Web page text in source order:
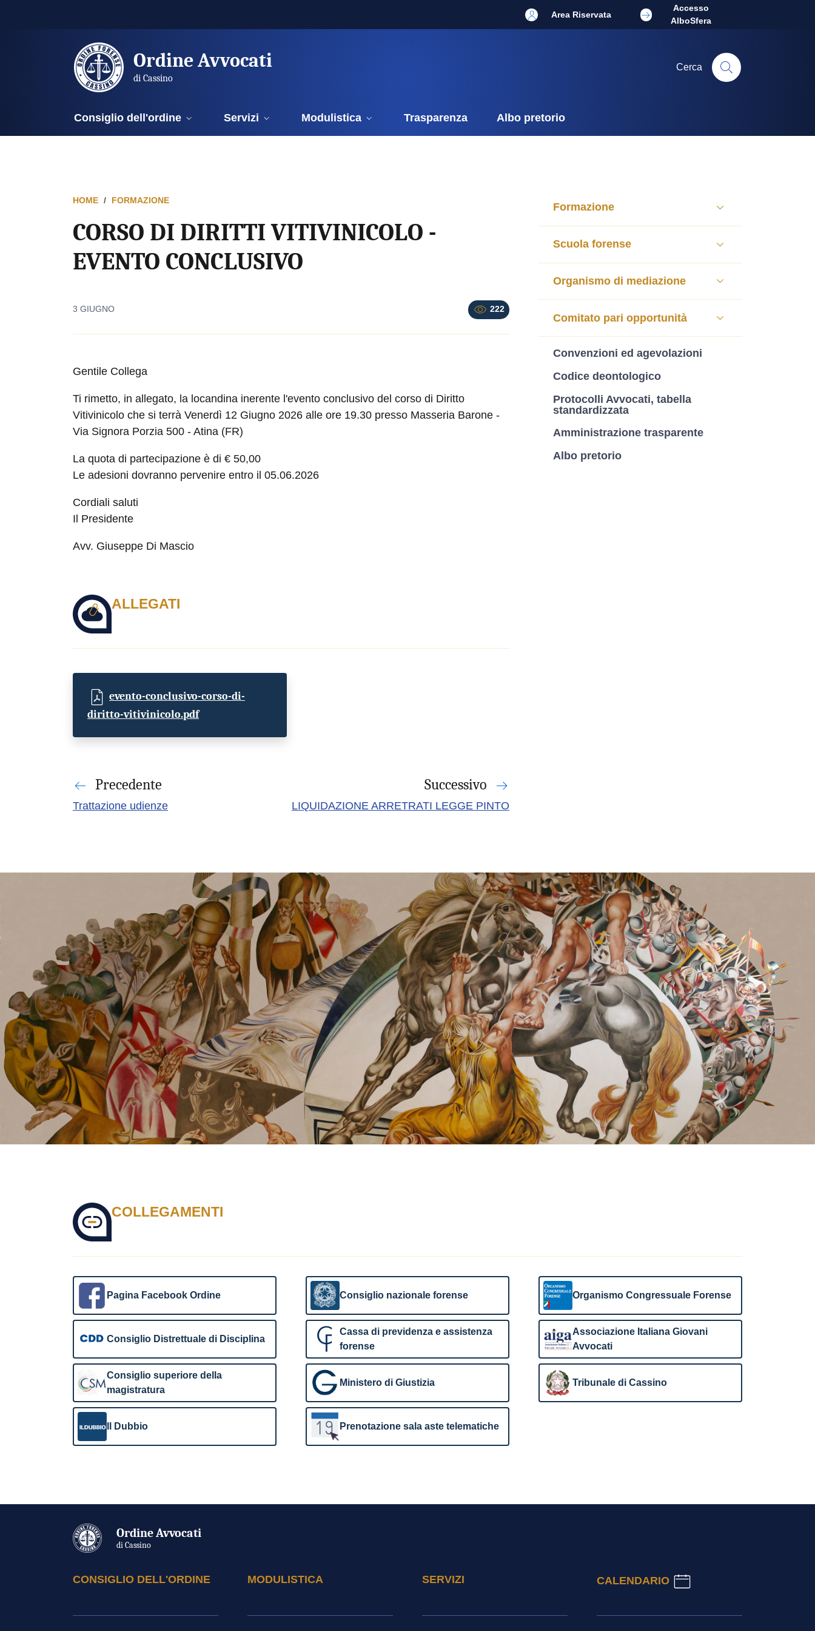
Area Riservata
Accesso
AlboSfera
Ordine Avvocati
di Cassino
Cerca
Consiglio dell'ordine Servizi Modulistica Trasparenza Albo pretorio
HOME FORMAZIONE
CORSO DI DIRITTI VITIVINICOLO -
EVENTO CONCLUSIVO
3 GIUGNO 222
Gentile Collega
Ti rimetto, in allegato, la locandina inerente l'evento conclusivo del corso di Diritto
Vitivinicolo che si terrà Venerdì 12 Giugno 2026 alle ore 19.30 presso Masseria Barone -
Via Signora Porzia 500 - Atina (FR)
La quota di partecipazione è di € 50,00
Le adesioni dovranno pervenire entro il 05.06.2026
Cordiali saluti
Il Presidente
Avv. Giuseppe Di Mascio
ALLEGATI
evento-conclusivo-corso-di-
diritto-vitivinicolo.pdf
Precedente
Trattazione udienze
Successivo
LIQUIDAZIONE ARRETRATI LEGGE PINTO
Formazione
Scuola forense
Organismo di mediazione
Comitato pari opportunità
Convenzioni ed agevolazioni
Codice deontologico
Protocolli Avvocati, tabella
standardizzata
Amministrazione trasparente
Albo pretorio
COLLEGAMENTI
Pagina Facebook Ordine Consiglio nazionale forense Organismo Congressuale Forense
Consiglio Distrettuale di Disciplina
Cassa di previdenza e assistenza
forense
Associazione Italiana Giovani
Avvocati
Consiglio superiore della
magistratura
Ministero di Giustizia Tribunale di Cassino
Il Dubbio Prenotazione sala aste telematiche
Ordine Avvocati
di Cassino
CONSIGLIO DELL'ORDINE MODULISTICA SERVIZI CALENDARIO